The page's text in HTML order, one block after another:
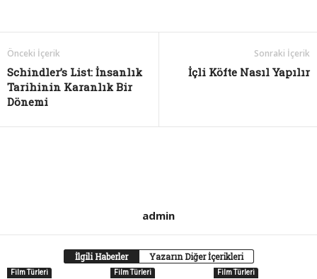
Önceki İçerik
Schindler’s List: İnsanlık
Tarihinin Karanlık Bir
Dönemi
Sonraki İçerik
İçli Köfte Nasıl Yapılır
admin
İlgili Haberler Yazarın Diğer İçerikleri
Film Türleri Film Türleri Film Türleri